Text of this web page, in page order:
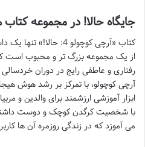
جایگاه حالا! در مجموعه
کتاب «آرچی کوچولو 4:
از یک مجموعه بزرگ تر و محبوب است
رفتاری و عاطفی رایج در دوران
آرچی کوچولو، با تمرکز بر رشد هوش
ابزار آموزشی ارزشمند برای والدین و
با شخصیت کرگدن کوچک و دوست
می آموزد که در زندگی روزمره آن ها